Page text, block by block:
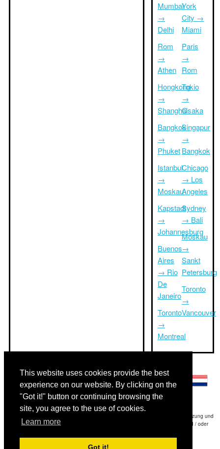
This website uses cookies provide the best
experience on our website. By clicking on the
"Got it!" button or continuing browsing the
site, you agree to the use of cookies.
Learn more
Got it!
Mumbai
→
Delhi
Rom
→
Athen
Hongkong
→
Shanghai
Bangkok
→
Phuket
Istanbul
→
Moskau
Kapstadt
→
Johannesburg
Buenos
Aires
→ Rio
De
Janeiro
Toronto
→
Montreal
York
City →
Miami
Paris
→
Rom
Tokio
→
Osaka
Singapur
→
Bangkok
Chicago
→ Los
Angeles
Sydney
→ Bali
Moskau
→
Sankt
Petersburg
Toronto
→
Vancouver
Haftungsausschluss: Die Informationen auf dieser Website ist unsere beste Schätzung und
für nur Ihre Referenz.Triptimeto.com haftet nicht für jede Reise Verzögerung und / oder